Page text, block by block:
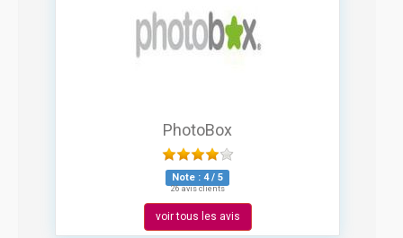
PhotoBox
Note : 4/ 5
26 avis clients
voir tous les avis